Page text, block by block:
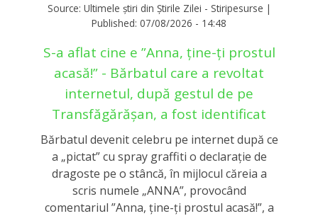
Source: Ultimele știri din Știrile Zilei - Stiripesurse |
Published: 07/08/2026 - 14:48
S-a aflat cine e ”Anna, ţine-ţi prostul
acasă!” - Bărbatul care a revoltat
internetul, după gestul de pe
Transfăgărășan, a fost identificat
Bărbatul devenit celebru pe internet după ce
a „pictat” cu spray graffiti o declaraţie de
dragoste pe o stâncă, în mijlocul căreia a
scris numele „ANNA”, provocând
comentariul ”Anna, ţine-ţi prostul acasă!”, a